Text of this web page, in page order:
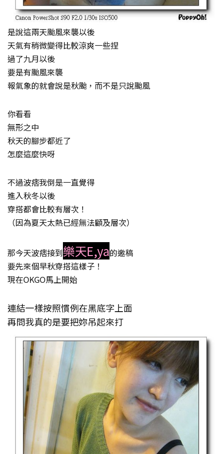
是說這兩天颱風來襲以後
天氣有稍微變得比較涼爽一些捏
過了九月以後
要是有颱風來襲
報氣象的就會說是秋颱，而不是只說颱風
你看看
無形之中
秋天的腳步都近了
怎麼這麼快呀
不過波痞我倒是一直覺得
進入秋冬以後
穿搭都會比較有層次！
（因為夏天太熱已經無法顧及層次）
那今天波痞接到樂天E,ya的邀稿
要先來個早秋穿搭這樣子！
現在OKGO馬上開始
連結一樣按照慣例在黑底字上面
再問我真的是要把妳吊起來打